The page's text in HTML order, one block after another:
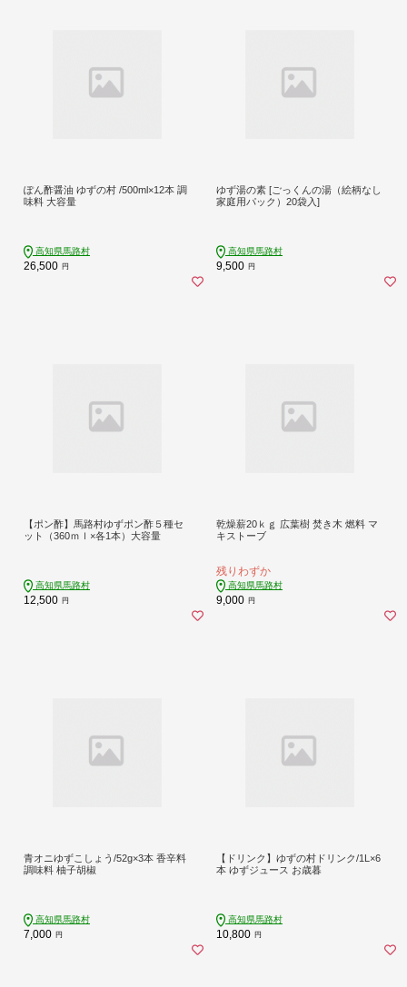
ぽん酢醤油 ゆずの村 /500ml×12本 調
味料 大容量
高知県馬路村
26,500 円
ゆず湯の素 [ごっくんの湯（絵柄なし
家庭用パック）20袋入]
高知県馬路村
9,500 円
【ポン酢】馬路村ゆずポン酢５種セ
ット（360ｍｌ×各1本）大容量
高知県馬路村
12,500 円
乾燥薪20ｋｇ 広葉樹 焚き木 燃料 マ
キストーブ
残りわずか
高知県馬路村
9,000 円
青オニゆずこしょう/52g×3本 香辛料
調味料 柚子胡椒
高知県馬路村
7,000 円
【ドリンク】ゆずの村ドリンク/1L×6
本 ゆずジュース お歳暮
高知県馬路村
10,800 円